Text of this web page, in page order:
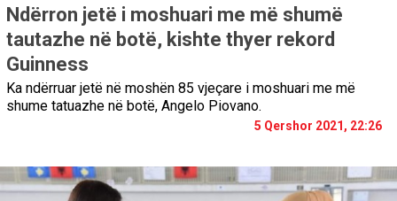
Ndërron jetë i moshuari me më shumë
tautazhe në botë, kishte thyer rekord
Guinness
Ka ndërruar jetë në moshën 85 vjeçare i moshuari me më
shume tatuazhe në botë, Angelo Piovano.
5 Qershor 2021, 22:26